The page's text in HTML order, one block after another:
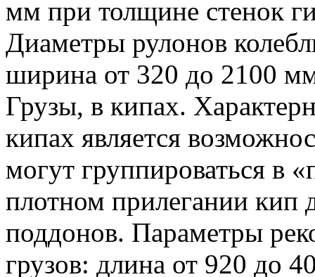
мм при толщине стенок
Диаметры рулонов
ширина от 320 до 2100
Грузы, в кипах.
кипах является
могут группироваться в
плотном прилегании кип
поддонов. Параметры
грузов: длина от 920 до